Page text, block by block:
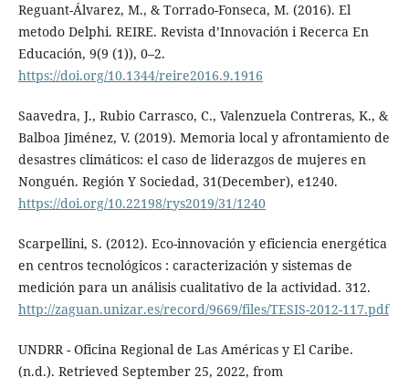
Reguant-Álvarez, M., & Torrado-Fonseca, M. (2016). El
metodo Delphi. REIRE. Revista d’Innovación i Recerca En
Educación, 9(9 (1)), 0–2.
https://doi.org/10.1344/reire2016.9.1916
Saavedra, J., Rubio Carrasco, C., Valenzuela Contreras, K., &
Balboa Jiménez, V. (2019). Memoria local y afrontamiento de
desastres climáticos: el caso de liderazgos de mujeres en
Nonguén. Región Y Sociedad, 31(December), e1240.
https://doi.org/10.22198/rys2019/31/1240
Scarpellini, S. (2012). Eco-innovación y eficiencia energética
en centros tecnológicos : caracterización y sistemas de
medición para un análisis cualitativo de la actividad. 312.
http://zaguan.unizar.es/record/9669/files/TESIS-2012-117.pdf
UNDRR - Oficina Regional de Las Américas y El Caribe.
(n.d.). Retrieved September 25, 2022, from